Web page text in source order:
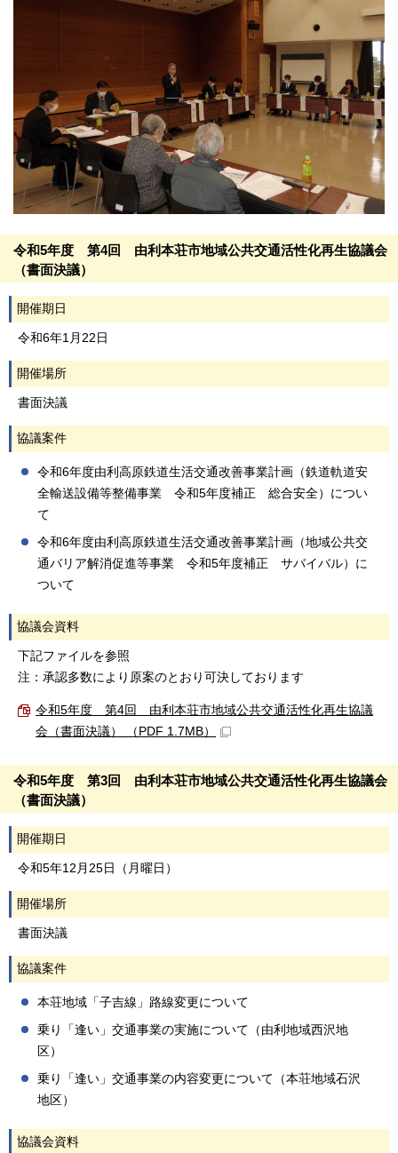
令和5年度 第4回 由利本荘市地域公共交通活性化再生協議会
（書面決議）
開催期日
令和6年1月22日
開催場所
書面決議
協議案件
令和6年度由利高原鉄道生活交通改善事業計画（鉄道軌道安
全輸送設備等整備事業 令和5年度補正 総合安全）につい
て
令和6年度由利高原鉄道生活交通改善事業計画（地域公共交
通バリア解消促進等事業 令和5年度補正 サバイバル）に
ついて
協議会資料
下記ファイルを参照
注：承認多数により原案のとおり可決しております
令和5年度 第4回 由利本荘市地域公共交通活性化再生協議
会（書面決議） （PDF 1.7MB）
令和5年度 第3回 由利本荘市地域公共交通活性化再生協議会
（書面決議）
開催期日
令和5年12月25日（月曜日）
開催場所
書面決議
協議案件
本荘地域「子吉線」路線変更について
乗り「逢い」交通事業の実施について（由利地域西沢地
区）
乗り「逢い」交通事業の内容変更について（本荘地域石沢
地区）
協議会資料